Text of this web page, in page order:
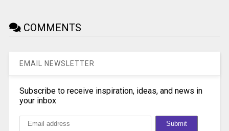
COMMENTS
EMAIL NEWSLETTER
Subscribe to receive inspiration, ideas, and news in
your inbox